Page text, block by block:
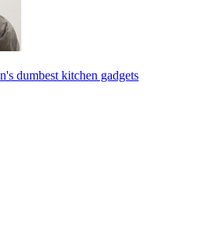
dumbest kitchen gadgets